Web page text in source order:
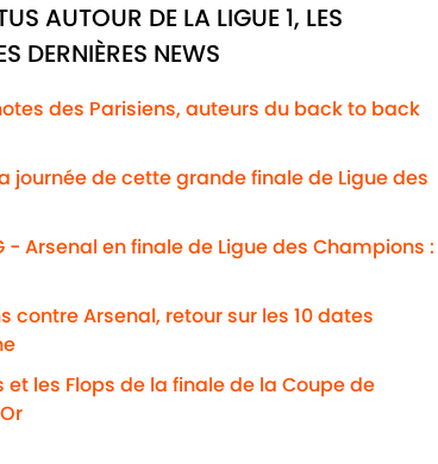
AUTOUR DE LA LIGUE 1, LES
DERNIÈRES NEWS
des Parisiens, auteurs du back to back
la journée de cette grande finale de Ligue des
- Arsenal en finale de Ligue des Champions :
contre Arsenal, retour sur les 10 dates
et les Flops de la finale de la Coupe de